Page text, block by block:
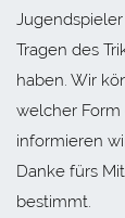
Tragen des
haben. Wir
welcher
informieren
Danke fürs
bestimmt.